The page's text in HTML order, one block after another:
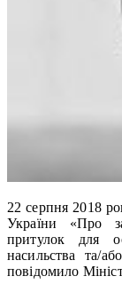
22 серпня 2018
України «Про
притулок для
насильства та/
повідомило